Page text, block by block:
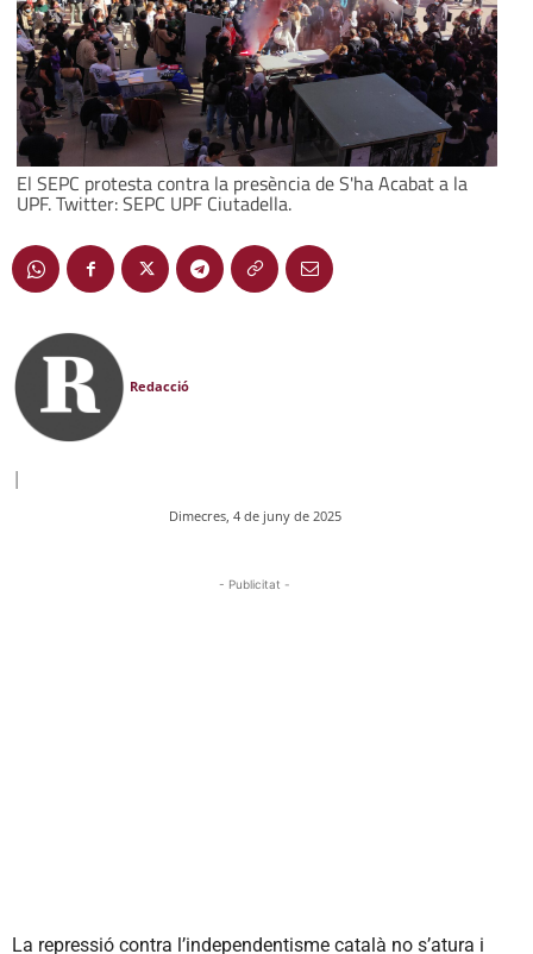
El SEPC protesta contra la presència de S'ha Acabat a la
UPF. Twitter: SEPC UPF Ciutadella.
Redacció
|
Dimecres, 4 de juny de 2025
- Publicitat -
La repressió contra l’independentisme català no s’atura i